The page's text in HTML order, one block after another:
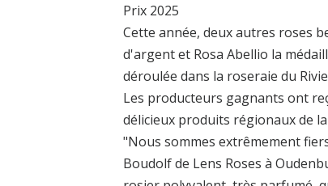
Prix 2025
Cette année, deux autres roses
d'argent et Rosa Abellio la
déroulée dans la roseraie du
Les producteurs gagnants ont
délicieux produits régionaux de
"Nous sommes extrêmement
Boudolf de Lens Roses à